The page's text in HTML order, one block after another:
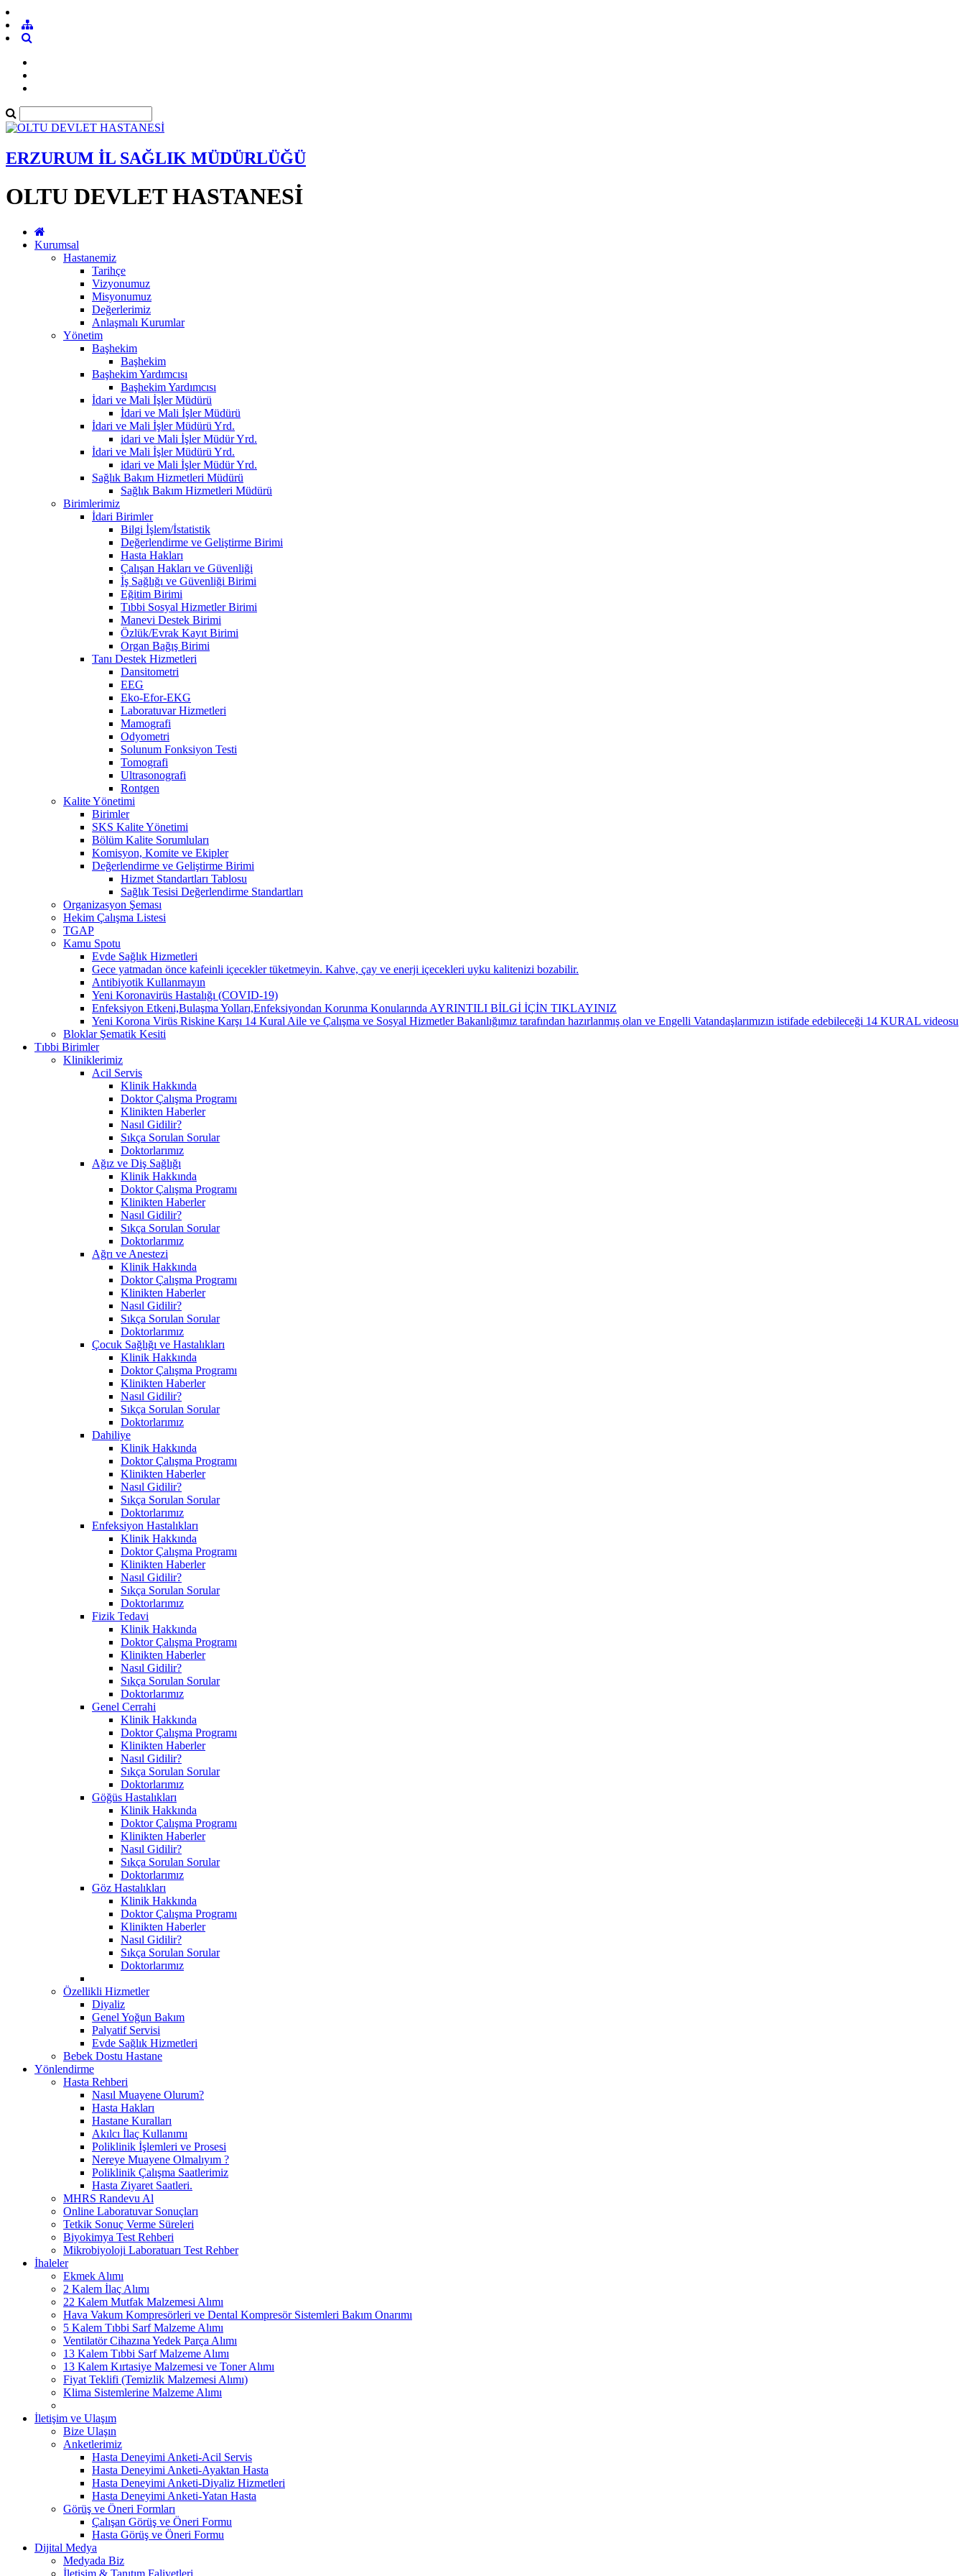
ERZURUM İL SAĞLIK MÜDÜRLÜĞÜ
OLTU DEVLET HASTANESİ
Kurumsal
Hastanemiz
Tarihçe
Vizyonumuz
Misyonumuz
Değerlerimiz
Anlaşmalı Kurumlar
Yönetim
Başhekim
Başhekim
Başhekim Yardımcısı
Başhekim Yardımcısı
İdari ve Mali İşler Müdürü
İdari ve Mali İşler Müdürü
İdari ve Mali İşler Müdürü Yrd.
idari ve Mali İşler Müdür Yrd.
İdari ve Mali İşler Müdürü Yrd.
idari ve Mali İşler Müdür Yrd.
Sağlık Bakım Hizmetleri Müdürü
Sağlık Bakım Hizmetleri Müdürü
Birimlerimiz
İdari Birimler
Bilgi İşlem/İstatistik
Değerlendirme ve Geliştirme Birimi
Hasta Hakları
Çalışan Hakları ve Güvenliği
İş Sağlığı ve Güvenliği Birimi
Eğitim Birimi
Tıbbi Sosyal Hizmetler Birimi
Manevi Destek Birimi
Özlük/Evrak Kayıt Birimi
Organ Bağış Birimi
Tanı Destek Hizmetleri
Dansitometri
EEG
Eko-Efor-EKG
Laboratuvar Hizmetleri
Mamografi
Odyometri
Solunum Fonksiyon Testi
Tomografi
Ultrasonografi
Rontgen
Kalite Yönetimi
Birimler
SKS Kalite Yönetimi
Bölüm Kalite Sorumluları
Komisyon, Komite ve Ekipler
Değerlendirme ve Geliştirme Birimi
Hizmet Standartları Tablosu
Sağlık Tesisi Değerlendirme Standartları
Organizasyon Şeması
Hekim Çalışma Listesi
TGAP
Kamu Spotu
Evde Sağlık Hizmetleri
Gece yatmadan önce kafeinli içecekler tüketmeyin. Kahve, çay ve enerji içecekleri uyku kalitenizi bozabilir.
Antibiyotik Kullanmayın
Yeni Koronavirüs Hastalığı (COVID-19)
Enfeksiyon Etkeni,Bulaşma Yolları,Enfeksiyondan Korunma Konularında AYRINTILI BİLGİ İÇİN TIKLAYINIZ
Yeni Korona Virüs Riskine Karşı 14 Kural Aile ve Çalışma ve Sosyal Hizmetler Bakanlığımız tarafından hazırlanmış olan ve Engelli Vatandaşlarımızın istifade edebileceği 14 KURAL videosu
Bloklar Şematik Kesiti
Tıbbi Birimler
Kliniklerimiz
Acil Servis
Klinik Hakkında
Doktor Çalışma Programı
Klinikten Haberler
Nasıl Gidilir?
Sıkça Sorulan Sorular
Doktorlarımız
Ağız ve Diş Sağlığı
Klinik Hakkında
Doktor Çalışma Programı
Klinikten Haberler
Nasıl Gidilir?
Sıkça Sorulan Sorular
Doktorlarımız
Ağrı ve Anestezi
Klinik Hakkında
Doktor Çalışma Programı
Klinikten Haberler
Nasıl Gidilir?
Sıkça Sorulan Sorular
Doktorlarımız
Çocuk Sağlığı ve Hastalıkları
Klinik Hakkında
Doktor Çalışma Programı
Klinikten Haberler
Nasıl Gidilir?
Sıkça Sorulan Sorular
Doktorlarımız
Dahiliye
Klinik Hakkında
Doktor Çalışma Programı
Klinikten Haberler
Nasıl Gidilir?
Sıkça Sorulan Sorular
Doktorlarımız
Enfeksiyon Hastalıkları
Klinik Hakkında
Doktor Çalışma Programı
Klinikten Haberler
Nasıl Gidilir?
Sıkça Sorulan Sorular
Doktorlarımız
Fizik Tedavi
Klinik Hakkında
Doktor Çalışma Programı
Klinikten Haberler
Nasıl Gidilir?
Sıkça Sorulan Sorular
Doktorlarımız
Genel Cerrahi
Klinik Hakkında
Doktor Çalışma Programı
Klinikten Haberler
Nasıl Gidilir?
Sıkça Sorulan Sorular
Doktorlarımız
Göğüs Hastalıkları
Klinik Hakkında
Doktor Çalışma Programı
Klinikten Haberler
Nasıl Gidilir?
Sıkça Sorulan Sorular
Doktorlarımız
Göz Hastalıkları
Klinik Hakkında
Doktor Çalışma Programı
Klinikten Haberler
Nasıl Gidilir?
Sıkça Sorulan Sorular
Doktorlarımız
Özellikli Hizmetler
Diyaliz
Genel Yoğun Bakım
Palyatif Servisi
Evde Sağlık Hizmetleri
Bebek Dostu Hastane
Yönlendirme
Hasta Rehberi
Nasıl Muayene Olurum?
Hasta Hakları
Hastane Kuralları
Akılcı İlaç Kullanımı
Poliklinik İşlemleri ve Prosesi
Nereye Muayene Olmalıyım ?
Poliklinik Çalışma Saatlerimiz
Hasta Ziyaret Saatleri.
MHRS Randevu Al
Online Laboratuvar Sonuçları
Tetkik Sonuç Verme Süreleri
Biyokimya Test Rehberi
Mikrobiyoloji Laboratuarı Test Rehber
İhaleler
Ekmek Alımı
2 Kalem İlaç Alımı
22 Kalem Mutfak Malzemesi Alımı
Hava Vakum Kompresörleri ve Dental Kompresör Sistemleri Bakım Onarımı
5 Kalem Tıbbi Sarf Malzeme Alımı
Ventilatör Cihazına Yedek Parça Alımı
13 Kalem Tıbbi Sarf Malzeme Alımı
13 Kalem Kırtasiye Malzemesi ve Toner Alımı
Fiyat Teklifi (Temizlik Malzemesi Alımı)
Klima Sistemlerine Malzeme Alımı
İletişim ve Ulaşım
Bize Ulaşın
Anketlerimiz
Hasta Deneyimi Anketi-Acil Servis
Hasta Deneyimi Anketi-Ayaktan Hasta
Hasta Deneyimi Anketi-Diyaliz Hizmetleri
Hasta Deneyimi Anketi-Yatan Hasta
Görüş ve Öneri Formları
Çalışan Görüş ve Öneri Formu
Hasta Görüş ve Öneri Formu
Dijital Medya
Medyada Biz
İletişim & Tanıtım Faliyetleri